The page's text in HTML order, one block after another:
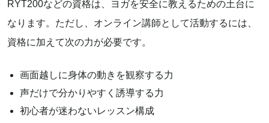
RYT200などの資格は、ヨガを安全に教えるための土台に
なります。ただし、オンライン講師として活動するには、
資格に加えて次の力が必要です。
画面越しに身体の動きを観察する力
声だけで分かりやすく誘導する力
初心者が迷わないレッスン構成